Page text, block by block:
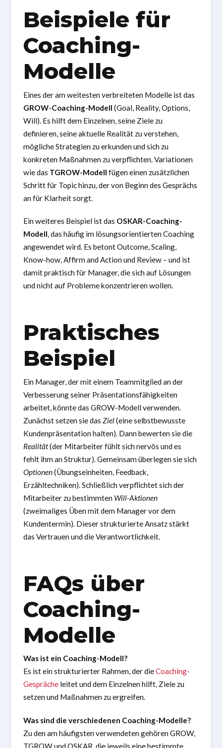
Beispiele für
Coaching-
Modelle
Eines der am weitesten verbreiteten Modelle ist das
GROW-Coaching-Modell (Goal, Reality, Options,
Will). Es hilft dem Einzelnen, seine Ziele zu
definieren, seine aktuelle Realität zu verstehen,
mögliche Strategien zu erkunden und sich zu
konkreten Maßnahmen zu verpflichten. Variationen
wie das TGROW-Modell fügen einen zusätzlichen
Schritt für Topic hinzu, der von Beginn des Gesprächs
an für Klarheit sorgt.
Ein weiteres Beispiel ist das OSKAR-Coaching-
Modell, das häufig im lösungsorientierten Coaching
angewendet wird. Es betont Outcome, Scaling,
Know-how, Affirm and Action und Review – und ist
damit praktisch für Manager, die sich auf Lösungen
und nicht auf Probleme konzentrieren wollen.
Praktisches
Beispiel
Ein Manager, der mit einem Teammitglied an der
Verbesserung seiner Präsentationsfähigkeiten
arbeitet, könnte das GROW-Modell verwenden.
Zunächst setzen sie dasZiel(eine selbstbewusste
Kundenpräsentation halten). Dann bewerten sie die
Realität(der Mitarbeiter fühlt sich nervös und es
fehlt ihm an Struktur). Gemeinsam überlegen sie sich
Optionen(Übungseinheiten, Feedback,
Erzähltechniken). Schließlich verpflichtet sich der
Mitarbeiter zu bestimmten Will-Aktionen
(zweimaliges Üben mit dem Manager vor dem
Kundentermin). Dieser strukturierte Ansatz stärkt
das Vertrauen und die Verantwortlichkeit.
FAQs über
Coaching-
Modelle
Was ist ein Coaching-Modell?
Es ist ein strukturierter Rahmen, der dieCoaching-
Gespräche leitet und dem Einzelnen hilft, Ziele zu
setzen und Maßnahmen zu ergreifen.
Was sind die verschiedenen Coaching-Modelle?
Zu den am häufigsten verwendeten gehören GROW,
TGROW und OSKAR, die jeweils eine bestimmte